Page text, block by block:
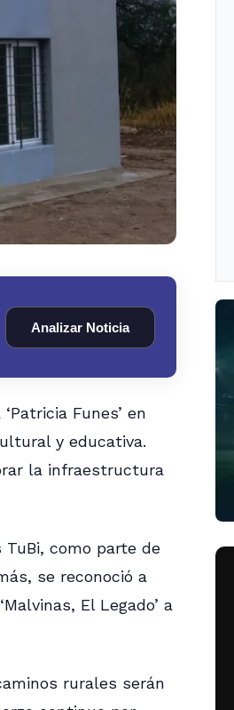
Analizar Noticia
Funes’ en
y educativa.
la infraestructura
como parte de
se reconoció a
El Legado’ a
rurales serán